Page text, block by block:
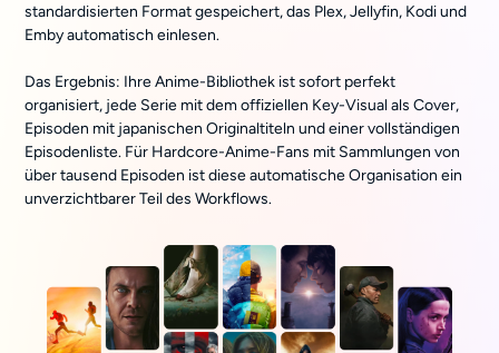
standardisierten Format gespeichert, das Plex, Jellyfin, Kodi und
Emby automatisch einlesen.
Das Ergebnis: Ihre Anime-Bibliothek ist sofort perfekt
organisiert, jede Serie mit dem offiziellen Key-Visual als Cover,
Episoden mit japanischen Originaltiteln und einer vollständigen
Episodenliste. Für Hardcore-Anime-Fans mit Sammlungen von
über tausend Episoden ist diese automatische Organisation ein
unverzichtbarer Teil des Workflows.